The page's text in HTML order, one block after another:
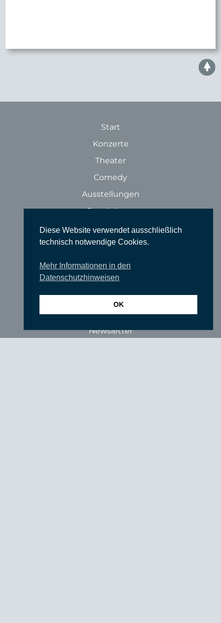
Start
Konzerte
Theater
Comedy
Ausstellungen
Rundgänge
Literatur & Lesungen
Filme
Tanz
Sonstige Veranstaltungen
Locations
Wir über uns
Newsletter
Diese Website verwendet ausschließlich
technisch notwendige Cookies.
Mehr Informationen in den
Datenschutzhinweisen
OK